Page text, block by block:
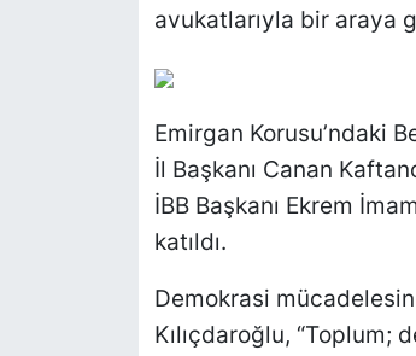
avukatlarıyla bir araya
Emirgan Korusu’ndaki
İl Başkanı Canan
İBB Başkanı Ekrem
katıldı.
Demokrasi
Kılıçdaroğlu, “Toplum;